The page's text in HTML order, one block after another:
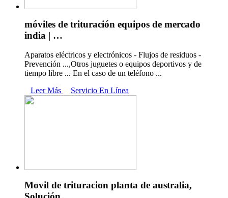
móviles de trituración equipos de mercado
india | …
Aparatos eléctricos y electrónicos - Flujos de residuos -
Prevención ...,Otros juguetes o equipos deportivos y de
tiempo libre ... En el caso de un teléfono ...
Leer Más
Servicio En Línea
Movil de trituracion planta de australia,